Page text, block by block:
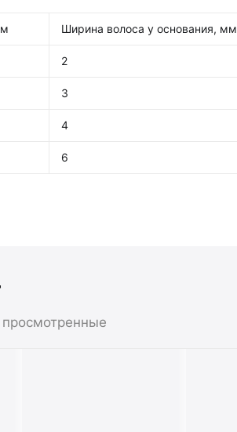
Ширина волоса у основания, мм
2
3
4
6